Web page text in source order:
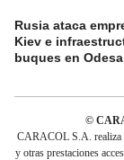
Rusia ataca
Kiev e
buques en Odesa
©
CARACOL S.A. realiza
y otras prestaciones